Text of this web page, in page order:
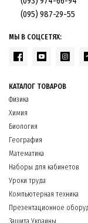
(095) 987-29-55
МЫ В СОЦСЕТЯХ:
КАТАЛОГ ТОВАРОВ
Физика
Химия
Биология
География
Математика
Наборы для кабинетов
Уроки труда
Компьютерная техника
Презентационное